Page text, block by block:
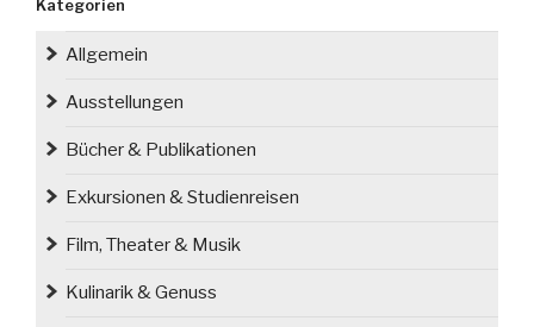
geöffnet“
Kategorien
Allgemein
Ausstellungen
Bücher & Publikationen
Exkursionen & Studienreisen
Film, Theater & Musik
Kulinarik & Genuss